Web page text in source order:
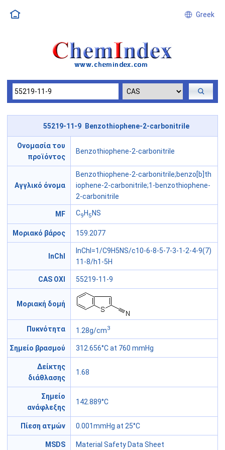
Greek
55219-11-9 Benzothiophene-2-carbonitrile
Ονομασία του
προϊόντος
Benzothiophene-2-carbonitrile
Αγγλικό όνομα
Benzothiophene-2-carbonitrile;benzo[b]th
iophene-2-carbonitrile;1-benzothiophene-
2-carbonitrile
MF C9 H 5 NS
Μοριακό βάρος 159.2077
InChI
InChI=1/C9H5NS/c10-6-8-5-7-3-1-2-4-9(7)
11-8/h1-5H
CAS ΟΧΙ 55219-11-9
Μοριακή δομή
Πυκνότητα 1.28g/cm3
Σημείο βρασμού 312.656°C at 760 mmHg
Δείκτης
διάθλασης
1.68
Σημείο
ανάφλεξης
142.889°C
Πίεση ατμών 0.001mmHg at 25°C
MSDS Material Safety Data Sheet